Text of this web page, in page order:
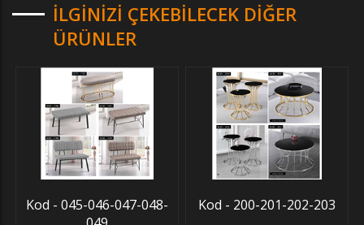
İLGINIZI ÇEKEBILECEK DIĞER
ÜRÜNLER
Kod - 045-046-047-048-
Kod - 200-201-202-203